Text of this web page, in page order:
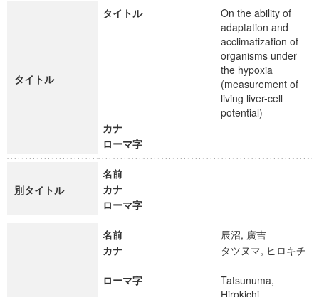
タイトル
タイトル
On the ability of
adaptation and
acclimatization of
organisms under
the hypoxia
(measurement of
living liver-cell
potential)
カナ
ローマ字
別タイトル
名前
カナ
ローマ字
名前
辰沼, 廣吉
カナ
タツヌマ, ヒロキチ
ローマ字
Tatsunuma,
Hirokichi